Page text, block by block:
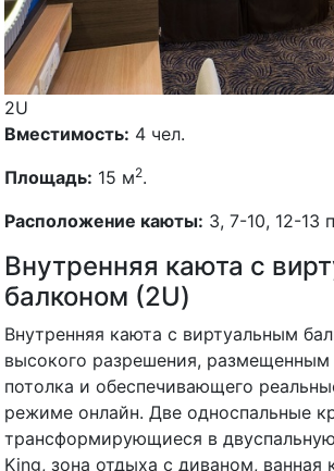
2U
Вместимость: 4 чел.
Площадь: 15 м2.
Расположение каюты: 3, 7-10, 12-13
Внутренняя каюта с
балконом (2U)
Внутренняя каюта с виртуальным
высокого разрешения, размещенным
потолка и обеспечивающего
режиме онлайн. Две односпальные
трансформирующиеся в
King, зона отдыха с диваном, ванная